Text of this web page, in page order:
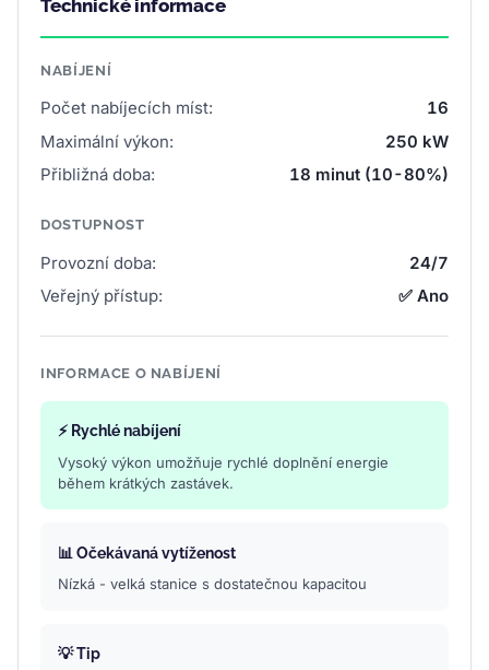
Technické informace
NABÍJENÍ
Počet nabíjecích míst:
16
Maximální výkon:
250 kW
Přibližná doba:
18 minut (10-80%)
DOSTUPNOST
Provozní doba:
24/7
Veřejný přístup:
✅ Ano
INFORMACE O NABÍJENÍ
⚡ Rychlé nabíjení
Vysoký výkon umožňuje rychlé doplnění energie
během krátkých zastávek.
📊 Očekávaná vytíženost
Nízká - velká stanice s dostatečnou kapacitou
💡 Tip